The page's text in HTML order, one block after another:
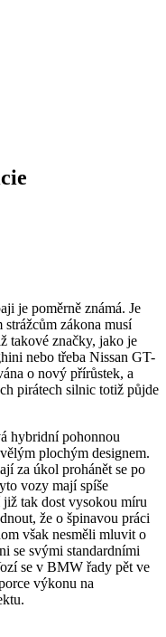
je poměrně známá. Je
strážcům zákona musí
takové značky, jako je
nebo třeba Nissan GT-
o nový přírůstek, a
pirátech silnic totiž půjde
hybridní pohonnou
plochým designem.
za úkol prohánět se po
vozy mají spíše
tak dost vysokou míru
že o špinavou práci
však nesměli mluvit o
se svými standardními
se v BMW řady pět ve
výkonu na